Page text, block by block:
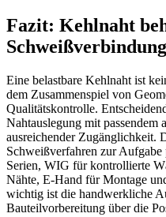
Fazit: Kehlnaht
Eine belastbare Kehlnaht ist
dem Zusammenspiel von
Qualitätskontrolle.
Nahtauslegung mit
ausreichender Zugänglichkeit.
Schweißverfahren zur
Serien, WIG für kontrollierte
Nähte, E-Hand für Montage
wichtig ist die handwerkliche
Bauteilvorbereitung über die